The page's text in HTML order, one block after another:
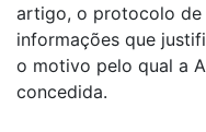
artigo, o protocolo de
informações que
o motivo pelo qual a
concedida.